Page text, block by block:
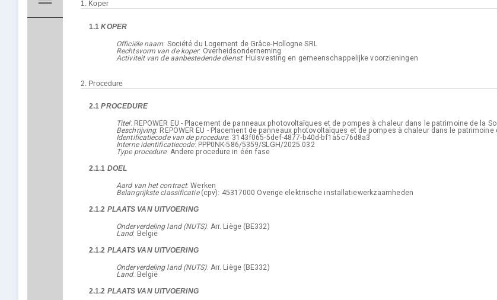
1. Koper
1.1KOPER
Officiële naam: Société du Logement de Grâce-Hollogne SRL
Rechtsvorm van de koper: Overheidsonderneming
Activiteit van de aanbestedende dienst: Huisvesting en gemeenschappelijke voorzieningen
2. Procedure
2.1PROCEDURE
Titel: REPOWER EU - Placement de panneaux photovoltaïques et de pompes à chaleur dans le patrimoine de la
Beschrijving: REPOWER EU - Placement de panneaux photovoltaïques et de pompes à chaleur dans le
Identificatiecode van de procedure: 3143f065-5def-4877-b40d-bf1a5c76d8a3
Interne identificatiecode: PPP0NK-586/5359/SLGH/2025.032
Type procedure: Andere procedure in één fase
2.1.1 DOEL
Aard van het contract:Werken
Belangrijkste classificatie (cpv): 45317000 Overige elektrische installatiewerkzaamheden
2.1.2 PLAATS VAN UITVOERING
Onderverdeling land (NUTS): Arr. Liège ( BE332)
Land: België
2.1.2 PLAATS VAN UITVOERING
Onderverdeling land (NUTS): Arr. Liège ( BE332)
Land: België
2.1.2 PLAATS VAN UITVOERING
2. Procedure expand_more